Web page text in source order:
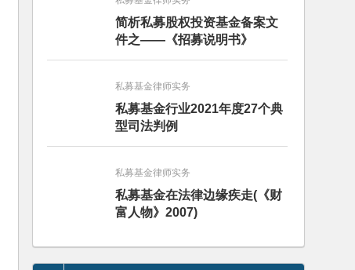
简析私募股权投资基金备案文
件之——《招募说明书》
私募基金律师实务
私募基金行业2021年度27个典
型司法判例
私募基金律师实务
私募基金在法律边缘疾走(《财
富人物》2007)